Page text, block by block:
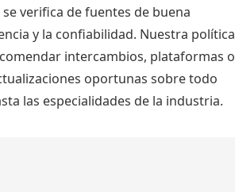
verifica de fuentes de buena
y la confiabilidad. Nuestra política
intercambios, plataformas o
oportunas sobre todo
las especialidades de la industria.